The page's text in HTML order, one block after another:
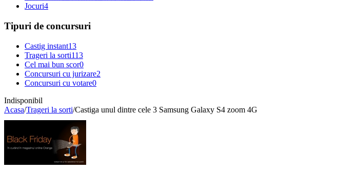
Jocuri4
Tipuri de concursuri
Castig instant13
Trageri la sorti113
Cel mai bun scor0
Concursuri cu jurizare2
Concursuri cu votare0
Indisponibil
Acasa/Trageri la sorti/Castiga unul dintre cele 3 Samsung Galaxy S4 zoom 4G